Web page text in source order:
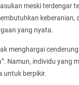
meski terdengar
keberanian,
yang nyata.
menghargai
Namun, individu yang
untuk berpikir.